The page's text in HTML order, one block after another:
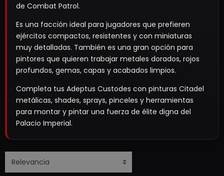
de Combat Patrol.
Es una facción ideal para jugadores que prefieren
ejércitos compactos, resistentes y con miniaturas
muy detalladas. También es una gran opción para
pintores que quieren trabajar metales dorados, rojos
profundos, gemas, capas y acabados limpios.
Completa tus Adeptus Custodes con pinturas Citadel
metálicas, shades, sprays, pinceles y herramientas
para montar y pintar una fuerza de élite digna del
Palacio Imperial.